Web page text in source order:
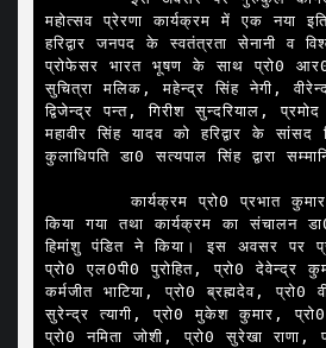
महोत्सव प्रेरणा कार्यक्रम में एक नया
हरिद्वार जनपद के स्वतंत्रता सेनानी व
प्रोफेसर भारत भूषण के साथ प्रो0
सुचित्रा मलिक, महेन्द्र सिंह नेगी,
द्विजेन्द्र पन्त, गिरीश सुन्दरियाल,
महावीर सिंह यादव को हरिद्वार के सांसद
कुलाधिपति डा0 सत्यपाल सिंह द्वारा
        कार्यक्रम प्रो0 प्रभात कुमार के निर्देशन में आयोजित
किया गया तथा कार्यक्रम का संचालन
हिमांशु पंडित ने किया। इस अवसर पर
प्रो0 एल0पी0 पुरोहित, प्रो0 देवेन्द्र
कर्मजीत भाटिया, प्रो0 ब्रह्मदेव, प्रो0
सुरेन्द्र त्यागी, प्रो0 मुकेश कुमार,
प्रो0 नमिता जोशी, प्रो0 सुरेखा राणा,